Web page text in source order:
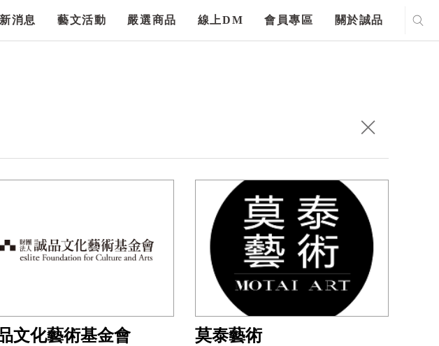
消息 藝文活動 嚴選商品 線上DM 會員專區 關於誠品
文化藝術基金會 莫泰藝術